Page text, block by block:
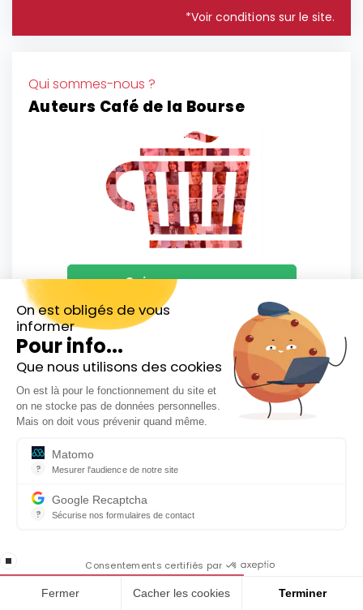
On est obligés de vous
informer
Pour info...
Que nous utilisons des cookies
On est là pour le fonctionnement du site et
on ne stocke pas de données personnelles.
Mais on doit vous prévenir quand même.
?
Matomo
Mesurer l'audience de notre site
?
Google Recaptcha
Sécurise nos formulaires de contact
stop loading Consentements certifiés par
Fermer Cacher les cookies Terminer
*Voir conditions sur le site.
Qui sommes-nous ?
Auteurs Café de la Bourse
Qui sommes-nous
Rejoignez nos +40 000 abonnés
Newsletter hebdo
cadeau notre ebook 81 conseils pour investir en
Inscrivez-vous gratuitement à
notre Newsletter hebdo
En cadeau notre ebook
politique de confidentialité de ce site